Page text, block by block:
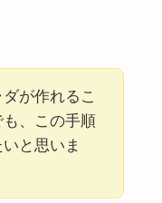
が作れるこ
、この手順
と思いま